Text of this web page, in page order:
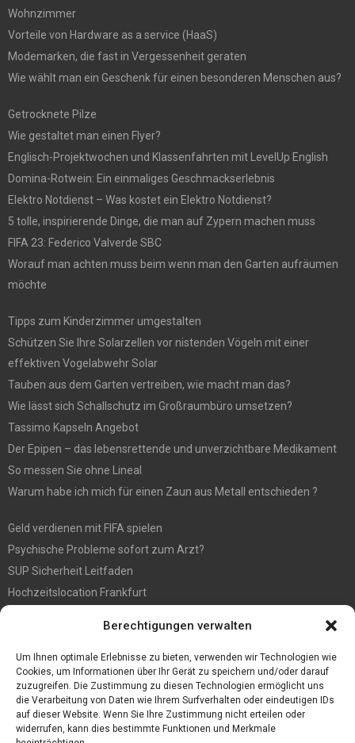
Berechtigungen verwalten
Um Ihnen optimale Erlebnisse zu bieten, verwenden wir Technologien wie
Cookies, um Informationen über Ihr Gerät zu speichern und/oder darauf
zuzugreifen. Die Zustimmung zu diesen Technologien ermöglicht uns
die Verarbeitung von Daten wie Ihrem Surfverhalten oder eindeutigen IDs
auf dieser Website. Wenn Sie Ihre Zustimmung nicht erteilen oder
widerrufen, kann dies bestimmte Funktionen und Merkmale
Wohnzimmer
Vorteile von Hardware as a service (HaaS)
Modemarken, die fast in Vergessenheit geraten
Wie wählt man ein Geschenk für einen besonderen Menschen aus?
Getrocknete Pilze
Wie gestaltet man einen Flyer?
Englisch-Projektwochen und Klassenfahrten mit LevelUp English
Domina-Rotwein: Ein einmaliges Geschmackserlebnis
Elektro Notdienst – Was kostet ein Elektro Notdienst?
5 tolle, inspirierende Dinge, die man auf Zypern machen muss
FIFA 23: Federico Valverde SBC
Worauf man achten muss beim wenn man den Garten aufräumen
möchte
Tipps zum Kinderzimmer umgestalten
Schützen Sie Ihre Solarzellen vor nistenden Vögeln mit einer
effektiven Vogelabwehr Solar
Tauben aus dem Garten vertreiben, wie macht man das?
Wie lässt sich Schallschutz im Großraumbüro umsetzen?
Tassimo Kapseln Angebot
Der Epipen – das lebensrettende und unverzichtbare Medikament
So messen Sie ohne Lineal
Warum habe ich mich für einen Zaun aus Metall entschieden ?
Geld verdienen mit FIFA spielen
Psychische Probleme sofort zum Arzt?
SUP Sicherheit Leitfaden
Hochzeitslocation Frankfurt
Großer Spaß auf der Kirmes in Bonn!
Bester Oscam- und CCcam-Server für 2021